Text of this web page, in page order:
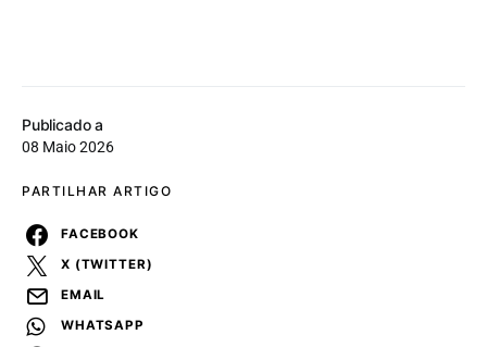
Publicado a
08 Maio 2026
PARTILHAR ARTIGO
FACEBOOK
X (TWITTER)
EMAIL
WHATSAPP